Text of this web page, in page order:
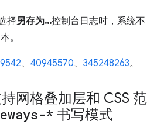
择另存为...控制台日志时，系统不
。
、 40945570、 345248263。
网格叠加层和 CSS 范
* 书写模式